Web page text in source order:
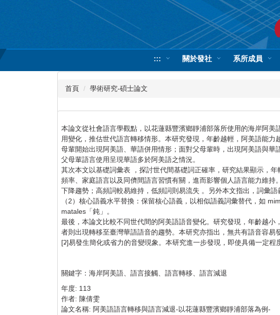
內
::: 關於發社 系所成員
首頁 學術研究-碩士論文
本論文從社會語言學觀點，以花蓮縣豐濱鄉靜浦部落所使用的海岸阿
用變化，推估世代語言轉移情形。本研究發現，年齡越輕，阿美語能
母輩開始出現阿美語、華語併用情形；面對父母輩時，出現阿美語與
父母輩語言使用呈現華語多於阿美語之情況。
其次本文以基礎詞彙表 ，探討世代間基礎詞正確率，研究結果顯示，
頻率、家庭語言以及同儕間語言習慣有關，進而影響個人語言能力維
下降趨勢；高頻詞較易維持，低頻詞則易流失 。另外本文指出，詞彙
（2）核心語義水平替換：保留核心語義，以相似語義詞彙替代，如
matales「鈍」。
最後，本論文比較不同世代間的阿美語語音變化。研究發現，年齡越
者則出現轉移至臺灣華語語音的趨勢。本研究亦指出，無共有語音容
[ʡ]易發生簡化或省力的音變現象。本研究進一步發現，即使具備一定
關鍵字：海岸阿美語、語言接觸、語言轉移、語言減退
年度: 113
作者: 陳倩雯
論文名稱: 阿美語語言轉移與語言減退-以花蓮縣豐濱鄉靜浦部落為例-